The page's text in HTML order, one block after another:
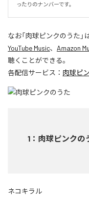
ったりのナンバーです。
なお「肉球ピンクのうた 」
YouTube Music、 Amazon
聴くことができる。
各配信サービス： 肉球ピ
1 ： 肉球ピンクの
ネコキラル